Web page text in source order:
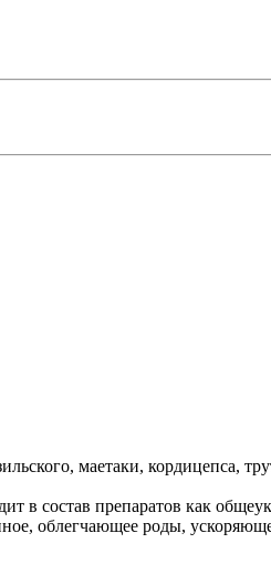
маетаки, кордицепса,
в состав препаратов как
облегчающее роды,